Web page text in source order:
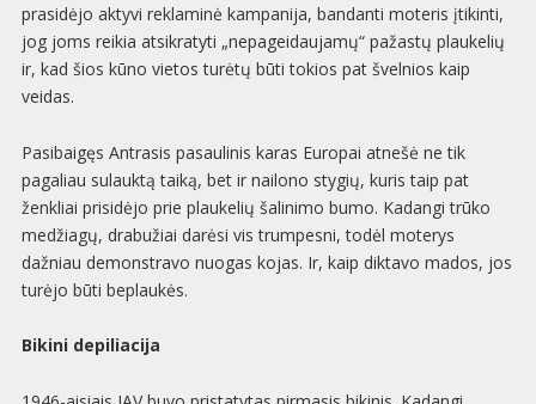
prasidėjo aktyvi reklaminė kampanija, bandanti moteris įtikinti,
jog joms reikia atsikratyti „nepageidaujamų“ pažastų plaukelių
ir, kad šios kūno vietos turėtų būti tokios pat švelnios kaip
veidas.
Pasibaigęs Antrasis pasaulinis karas Europai atnešė ne tik
pagaliau sulauktą taiką, bet ir nailono stygių, kuris taip pat
ženkliai prisidėjo prie plaukelių šalinimo bumo. Kadangi trūko
medžiagų, drabužiai darėsi vis trumpesni, todėl moterys
dažniau demonstravo nuogas kojas. Ir, kaip diktavo mados, jos
turėjo būti beplaukės.
Bikini depiliacija